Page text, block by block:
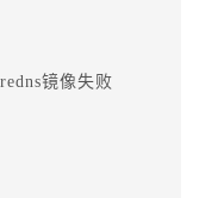
镜像失败